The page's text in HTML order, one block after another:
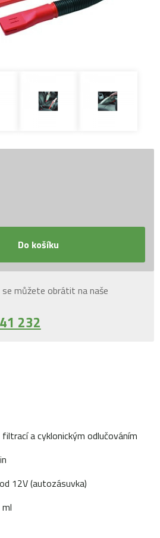
Do košíku
můžete obrátit na naše
232
a cyklonickým odlučováním
12V (autozásuvka)